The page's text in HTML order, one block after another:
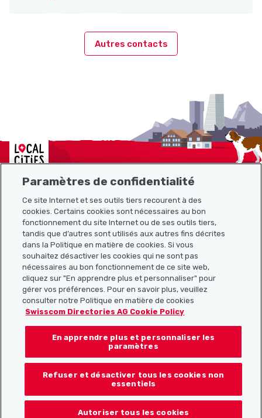
Autres contacts
Localcities
Plan du site
Liens utiles
Télécharger l’application Localcities
Suis-nous sur les réseaux sociaux :
Paramètres de confidentialité
Ce site Internet et ses outils tiers recourent à des
cookies. Certains cookies sont nécessaires au bon
fonctionnement du site Internet ou de ses outils tiers,
tandis que d’autres sont utilisés aux autres fins décrites
dans la Politique en matière de cookies. Si vous
souhaitez désactiver les cookies qui ne sont pas
nécessaires au bon fonctionnement de ce site web,
cliquez sur "En apprendre plus et personnaliser" pour
gérer vos préférences. Pour en savoir plus, veuillez
consulter notre Politique en matière de cookies
Swisscom Directories AG Cookie Policy
En apprendre plus et personnaliser les
paramètres
Refuser et désactiver tous les cookies non
essentiels
Autoriser tous les cookies